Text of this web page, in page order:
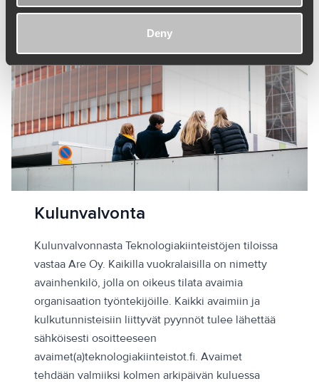
Deny
Kulunvalvonta
Kulunvalvonnasta Teknologiakiinteistöjen tiloissa
vastaa Are Oy. Kaikilla vuokralaisilla on nimetty
avainhenkilö, jolla on oikeus tilata avaimia
organisaation työntekijöille. Kaikki avaimiin ja
kulkutunnisteisiin liittyvät pyynnöt tulee lähettää
sähköisesti osoitteeseen
avaimet(a)teknologiakiinteistot.fi. Avaimet
tehdään valmiiksi kolmen arkipäivän kuluessa